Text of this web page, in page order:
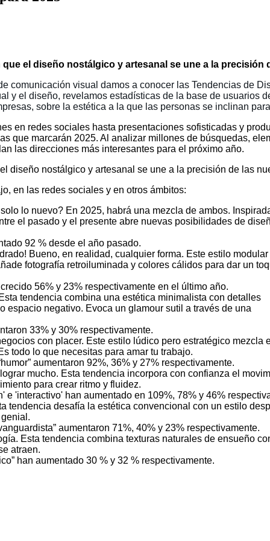
que el diseño nostálgico y artesanal se une a la precisión
comunicación visual damos a conocer las Tendencias de
y el diseño, revelamos estadísticas de la base de usuarios
sobre la estética a la que las personas se inclinan
en redes sociales hasta presentaciones sofisticadas y
que marcarán 2025. Al analizar millones de búsquedas,
las direcciones más interesantes para el próximo año.
diseño nostálgico y artesanal se une a la precisión de las
en las redes sociales y en otros ámbitos:
lo nuevo? En 2025, habrá una mezcla de ambos.
el pasado y el presente abre nuevas posibilidades de
92 % desde el año pasado.
Bueno, en realidad, cualquier forma. Este estilo modular
fotografía retroiluminada y colores cálidos para dar un
56% y 23% respectivamente en el último año.
tendencia combina una estética minimalista con detalles
espacio negativo. Evoca un glamour sutil a través de una
33% y 30% respectivamente.
con placer. Este estilo lúdico pero estratégico
todo lo que necesitas para amar tu trabajo.
aumentaron 92%, 36% y 27% respectivamente.
mucho. Esta tendencia incorpora con confianza el
para crear ritmo y fluidez.
e 'interactivo' han aumentado en 109%, 78% y 46%
tendencia desafía la estética convencional con un estilo
aumentaron 71%, 40% y 23% respectivamente.
Esta tendencia combina texturas naturales de ensueño
atraen.
han aumentado 30 % y 32 % respectivamente.